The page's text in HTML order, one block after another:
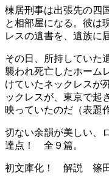
棟居刑事は出張先の四
と相部屋になる。彼は
レスの遺書を、遺族に
その日、所持していた
襲われ死亡したホーム
けていたネックレスが
ックレスが、東京で起
映っていたのだ（表題
切ない余韻が美しい、
達点！ 全９篇。
初文庫化！ 解説 篠